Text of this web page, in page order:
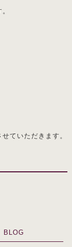
ていただきます。
BLOG